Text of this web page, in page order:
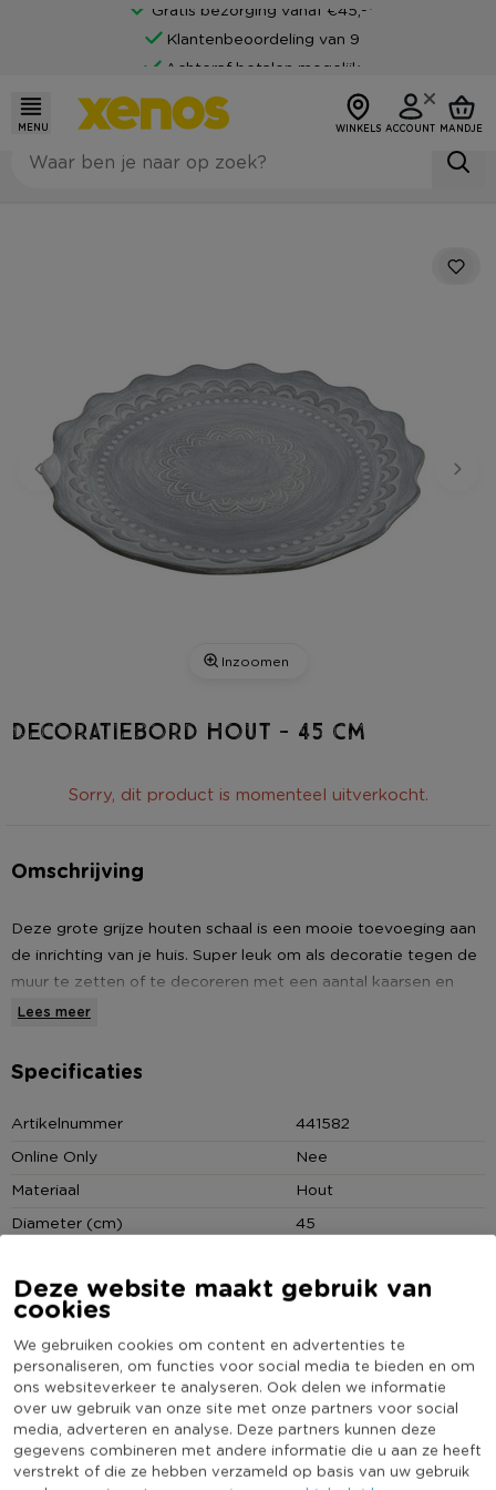
Deze website maakt gebruik van
cookies
We gebruiken cookies om content en advertenties te
personaliseren, om functies voor social media te bieden en om
ons websiteverkeer te analyseren. Ook delen we informatie
over uw gebruik van onze site met onze partners voor social
media, adverteren en analyse. Deze partners kunnen deze
gegevens combineren met andere informatie die u aan ze heeft
verstrekt of die ze hebben verzameld op basis van uw gebruik
Gratis bezorging vanaf €45,-*
Klantenbeoordeling van 9
Achteraf betalen mogelijk
MENU WINKELS ACCOUNT MANDJE
Inzoomen
Decoratiebord hout - 45 cm
Sorry, dit product is momenteel uitverkocht.
Omschrijving
Deze grote grijze houten schaal is een mooie toevoeging aan
de inrichting van je huis. Super leuk om als decoratie tegen de
muur te zetten of te decoreren met een aantal kaarsen en
vaasjes. Deze grote houten schaal wordt heel gemakkelijk een
ook goed gebruikt worden als fruitschaal of dienblad. De
subtiele print en de golvende randen geven de schaal een
De schaal heeft een diameter van 45 cm en is gemaakt van
hout. De kleur van het decoratiebord is grijs met witte
accenten.
* Diameter: 45 cm
* Gemaakt van hout
Lees meer
Specificaties
Artikelnummer
441582
Online Only
Nee
Materiaal
Hout
Diameter (cm)
45
Kleur
Grijs
Duurzaamheidsscore
bekend
Heb jij Decoratiebord hout - 45 cm? Schrijf een
review!